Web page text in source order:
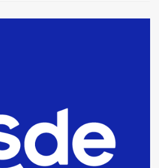
por
de drogas en la
sábado
se vendió el edificio de